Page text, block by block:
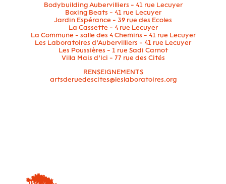
Bodybuilding Aubervilliers - 41 rue Lecuyer
Boxing Beats - 41 rue Lecuyer
Jardin Espérance - 39 rue des Ecoles
La Cassette - 4 rue Lecuyer
La Commune - salle des 4 Chemins - 41 rue Lecuyer
Les Laboratoires d’Aubervilliers - 41 rue Lecuyer
Les Poussières - 1 rue Sadi Carnot
Villa Mais d’Ici - 77 rue des Cités
RENSEIGNEMENTS
artsderuedescites@leslaboratoires.org